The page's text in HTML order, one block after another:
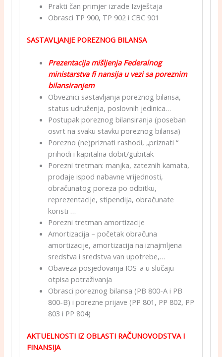
Prakti čan primjer izrade Izvještaja
Obrasci TP 900, TP 902 i CBC 901
SASTAVLJANJE POREZNOG BILANSA
Prezentacija mišljenja Federalnog
ministarstva fi nansija u vezi sa poreznim
bilansiranjem
Obveznici sastavljanja poreznog bilansa,
status udruženja, poslovnih jedinica…
Postupak poreznog bilansiranja (poseban
osvrt na svaku stavku poreznog bilansa)
Porezno (ne)priznati rashodi, „priznati “
prihodi i kapitalna dobit/gubitak
Porezni tretman: manjka, zateznih kamata,
prodaje ispod nabavne vrijednosti,
obračunatog poreza po odbitku,
reprezentacije, stipendija, obračunate
koristi …
Porezni tretman amortizacije
Amortizacija – početak obračuna
amortizacije, amortizacija na iznajmljena
sredstva i sredstva van upotrebe,…
Obaveza posjedovanja IOS-a u slučaju
otpisa potraživanja
Obrasci poreznog bilansa (PB 800-A i PB
800-B) i porezne prijave (PP 801, PP 802, PP
803 i PP 804)
AKTUELNOSTI IZ OBLASTI RAČUNOVODSTVA I
FINANSIJA